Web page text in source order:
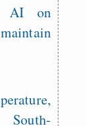
AI on
South-